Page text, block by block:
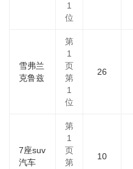
1
位
雪弗兰
克鲁兹
第
1
页
第
1
位
26
7座suv
汽车
第
1
页
第
10